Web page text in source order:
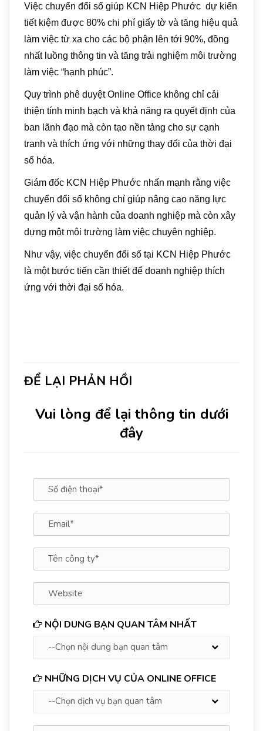
Việc chuyển đổi số giúp KCN Hiệp Phước dự kiến
tiết kiệm được 80% chi phí giấy tờ và tăng hiệu quả
làm việc từ xa cho các bộ phận lên tới 90%, đồng
nhất luồng thông tin và tăng trải nghiệm môi trường
làm việc “hạnh phúc”.
Quy trình phê duyệt Online Office không chỉ cải
thiện tính minh bạch và khả năng ra quyết định của
ban lãnh đạo mà còn tạo nền tảng cho sự cạnh
tranh và thích ứng với những thay đổi của thời đại
số hóa.
Giám đốc KCN Hiệp Phước nhấn mạnh rằng việc
chuyển đổi số không chỉ giúp nâng cao năng lực
quản lý và vận hành của doanh nghiệp mà còn xây
dựng một môi trường làm việc chuyên nghiệp.
Như vậy, việc chuyển đổi số tại KCN Hiệp Phước
là một bước tiến cần thiết để doanh nghiệp thích
ứng với thời đại số hóa.
ĐỂ LẠI PHẢN HỒI
Vui lòng để lại thông tin dưới
đây
NỘI DUNG BẠN QUAN TÂM NHẤT
NHỮNG DỊCH VỤ CỦA ONLINE OFFICE